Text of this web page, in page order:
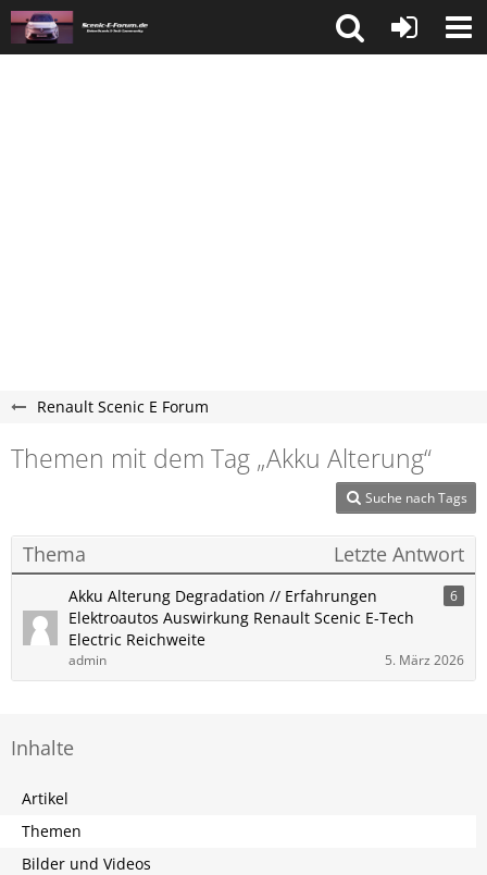
Renault Scenic E Forum
Themen mit dem Tag „Akku Alterung“
Suche nach Tags
Thema Letzte Antwort
Akku Alterung Degradation // Erfahrungen
Elektroautos Auswirkung Renault Scenic E-Tech
Electric Reichweite
6
admin 5. März 2026
Inhalte
Artikel
Themen
Bilder und Videos